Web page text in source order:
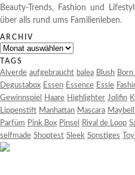
Beauty-Trends, Fashion und
über alls rund ums Familienleben.
ARCHIV
Archiv
TAGS
Alverde aufgebraucht balea Blush
Degustabox Essen Essence Essie
Gewinnspiel
Haare Highlighter Jolifin
Lippenstift Manhattan Mascara
Parfüm Pink Box Pinsel Rival de Loop
selfmade Shoptest Sleek Sonstiges